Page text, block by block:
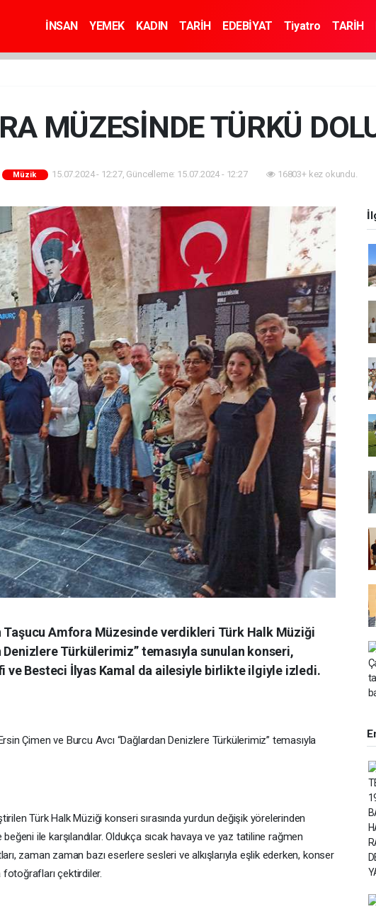
İNSAN YEMEK KADIN TARİH EDEBİYAT Tiyatro TARİH
MÜZESİNDE TÜRKÜ
Müzik 15.07.2024 - 12:27, Güncelleme: 15.07.2024 - 12:27 16803+ kez okundu.
Taşucu Amfora Müzesinde verdikleri Türk Halk Müziği
Türkülerimiz” temasıyla sunulan konseri,
ve Besteci İlyas Kamal da ailesiyle birlikte ilgiyle izledi.
Çimen ve Burcu Avcı “Dağlardan Denizlere Türkülerimiz” temasıyla
Türk Halk Müziği konseri sırasında yurdun değişik yörelerinden
ile karşılandılar. Oldukça sıcak havaya ve yaz tatiline rağmen
zaman zaman bazı eserlere sesleri ve alkışlarıyla eşlik ederken, konser
çektirdiler.